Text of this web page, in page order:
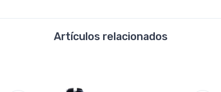
Artículos relacionados